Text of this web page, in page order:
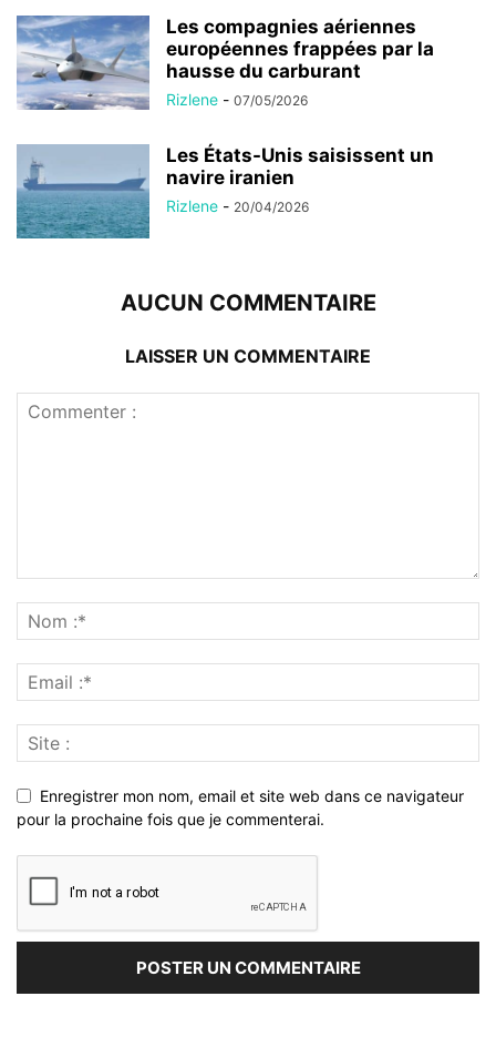
Les compagnies aériennes
européennes frappées par la
hausse du carburant
Rizlene - 07/05/2026
Les États-Unis saisissent un
navire iranien
Rizlene - 20/04/2026
AUCUN COMMENTAIRE
LAISSER UN COMMENTAIRE
Enregistrer mon nom, email et site web dans ce navigateur
pour la prochaine fois que je commenterai.